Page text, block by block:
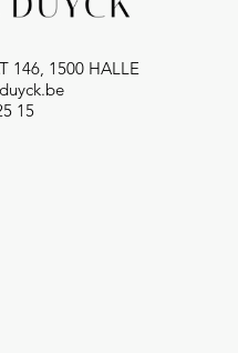
146, 1500 HALLE
15